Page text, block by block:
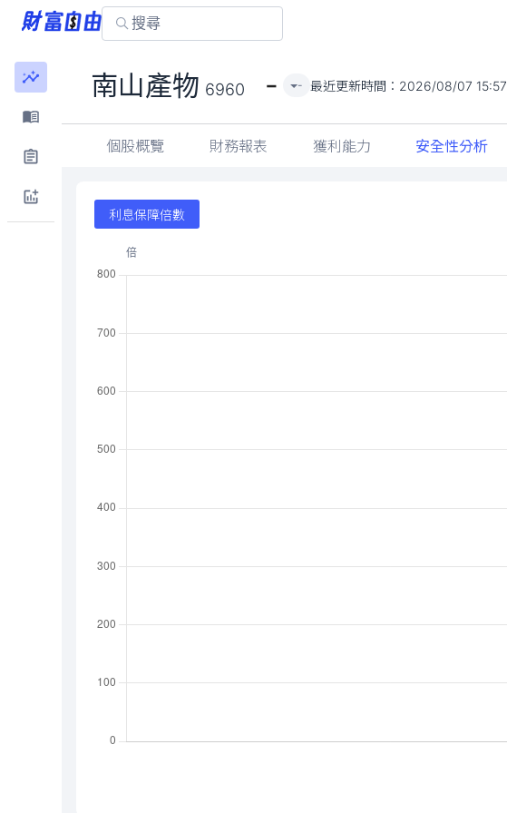
南山產物 6960 - - 最近更新時間： 2026/08/07 15:57
個股概覽 財務報表 獲利能力 安全性分析
利息保障倍數